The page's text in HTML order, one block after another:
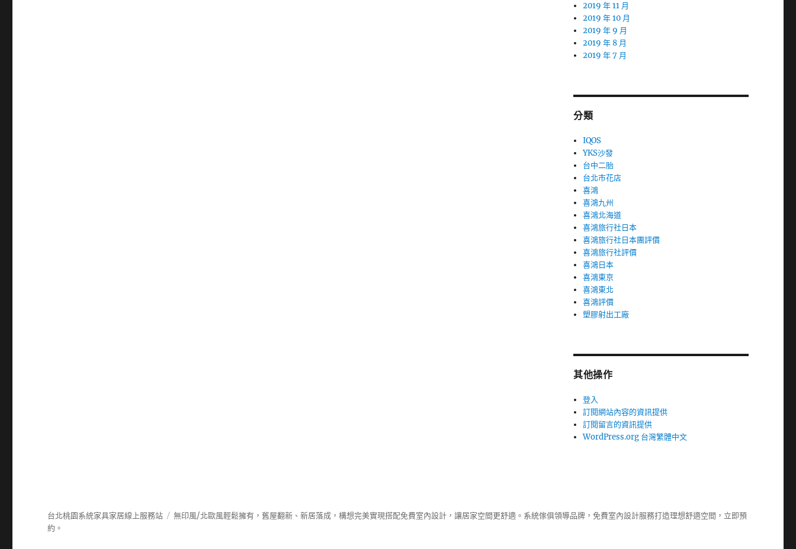
2019 年 11 月
2019 年 10 月
2019 年 9 月
2019 年 8 月
2019 年 7 月
分類
IQOS
YKS沙發
台中二胎
台北市花店
喜鴻
喜鴻九州
喜鴻北海道
喜鴻旅行社日本
喜鴻旅行社日本團評價
喜鴻旅行社評價
喜鴻日本
喜鴻東京
喜鴻東北
喜鴻評價
塑膠射出工廠
其他操作
登入
訂閱網站內容的資訊提供
訂閱留言的資訊提供
WordPress.org 台灣繁體中文
台北桃園系統家具家居線上服務站 無印風/北歐風輕鬆擁有，舊屋翻新、新居落成，構想完美實現搭配免費室內設計，讓居家空間更舒適。 系統傢俱領導品牌，免費室內設計服務打造理想舒適空間，立即預
約。